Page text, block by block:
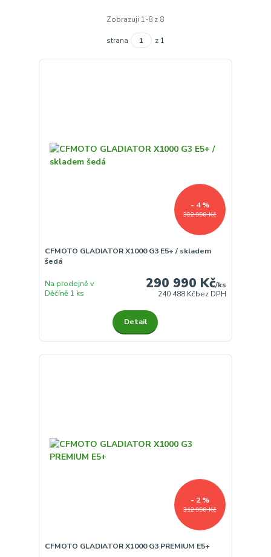
Zobrazuji 1-8 z 8
strana z 1
302 990 Kč
- 4 %
CFMOTO GLADIATOR X1000 G3 E5+ / skladem
šedá
290 990 Kč/ks
240 488 Kčbez DPH
Na prodejně v
Děčíně 1 ks
Detail
312 990 Kč
- 2 %
CFMOTO GLADIATOR X1000 G3 PREMIUM E5+